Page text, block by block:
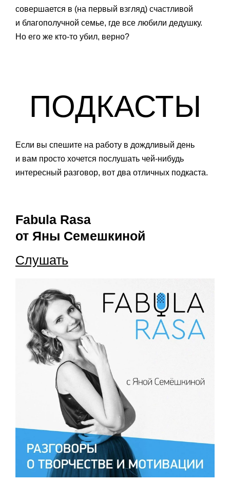
совершается в (на первый взгляд) счастливой
и благополучной семье, где все любили дедушку.
Но его же кто-то убил, верно?
ПОДКАСТЫ
Если вы спешите на работу в дождливый день
и вам просто хочется послушать чей-нибудь
интересный разговор, вот два отличных подкаста.
Fabula Rasa
от Яны Семешкиной
Слушать